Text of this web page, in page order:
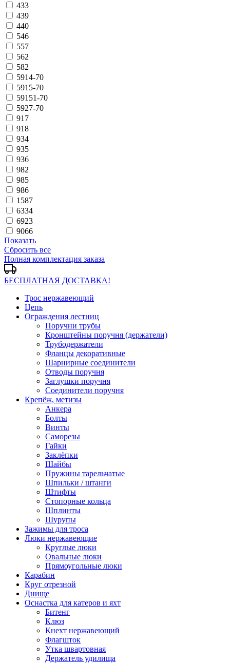
433
439
440
546
557
562
582
5914-70
5915-70
59151-70
5927-70
917
918
934
935
936
982
985
986
1587
6334
6923
9066
Показать
Сбросить все
Полная комплектация заказа
БЕСПЛАТНАЯ ДОСТАВКА!
Трос нержавеющий
Цепь
Ограждения лестниц
Поручни трубы
Кронштейны поручня (держатели)
Трубодержатели
Фланцы декоративные
Шарнирные соединители
Отводы поручня
Заглушки поручня
Соединители поручня
Крепёж, метизы
Анкера
Болты
Винты
Саморезы
Гайки
Заклёпки
Шайбы
Пружины тарельчатые
Шпильки / штанги
Штифты
Стопорные кольца
Шплинты
Шурупы
Зажимы для троса
Люки нержавеющие
Круглые люки
Овальные люки
Прямоугольные люки
Карабин
Круг отрезной
Днище
Оснастка для катеров и яхт
Битенг
Клюз
Кнехт нержавеющий
Флагшток
Утка швартовная
Держатель удилища